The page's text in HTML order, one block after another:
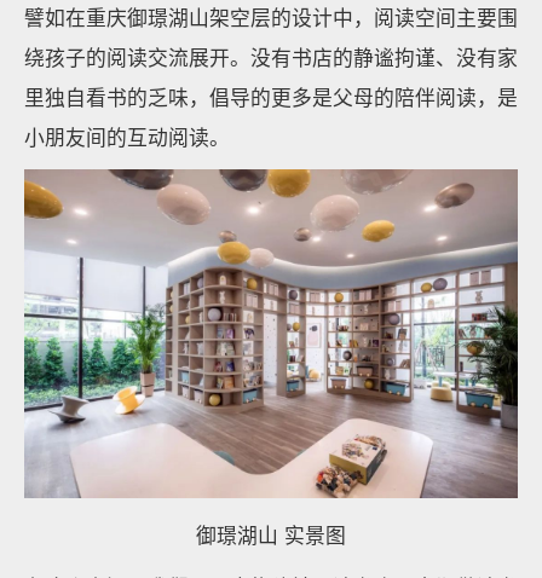
譬如在重庆御璟湖山架空层的设计中，阅读空间主要围
绕孩子的阅读交流展开。没有书店的静谧拘谨、没有家
里独自看书的乏味，倡导的更多是父母的陪伴阅读，是
小朋友间的互动阅读。
御璟湖山 实景图